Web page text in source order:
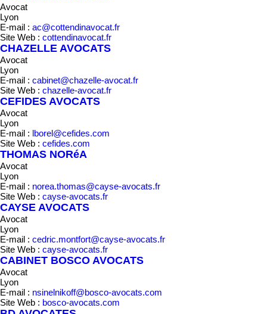
Avocat
Lyon
E-mail : ac@cottendinavocat.fr
Site Web : cottendinavocat.fr
CHAZELLE AVOCATS
Avocat
Lyon
E-mail : cabinet@chazelle-avocat.fr
Site Web : chazelle-avocat.fr
CEFIDES AVOCATS
Avocat
Lyon
E-mail : lborel@cefides.com
Site Web : cefides.com
THOMAS NORéA
Avocat
Lyon
E-mail : norea.thomas@cayse-avocats.fr
Site Web : cayse-avocats.fr
CAYSE AVOCATS
Avocat
Lyon
E-mail : cedric.montfort@cayse-avocats.fr
Site Web : cayse-avocats.fr
CABINET BOSCO AVOCATS
Avocat
Lyon
E-mail : nsinelnikoff@bosco-avocats.com
Site Web : bosco-avocats.com